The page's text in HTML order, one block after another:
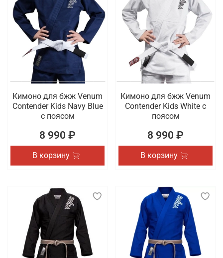
Кимоно для бжж Venum
Contender Kids Navy Blue
с поясом
8 990 ₽
В корзину
Кимоно для бжж Venum
Contender Kids White с
поясом
8 990 ₽
В корзину